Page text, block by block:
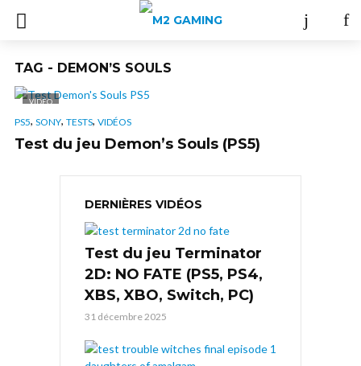
TAG - DEMON’S SOULS
VIDÉO
PS5, SONY, TESTS, VIDÉOS
Test du jeu Demon’s Souls (PS5)
DERNIÈRES VIDÉOS
Test du jeu Terminator
2D: NO FATE (PS5, PS4,
XBS, XBO, Switch, PC)
31 décembre 2025